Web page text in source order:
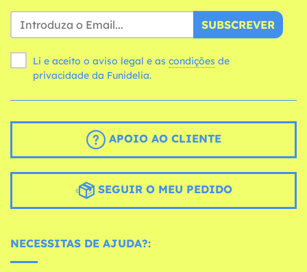
SUBSCREVER
Li e aceito o aviso legal e as condições
privacidade da Funidelia.
APOIO AO CLIENTE
SEGUIR O MEU PEDIDO
NECESSITAS DE AJUDA?: